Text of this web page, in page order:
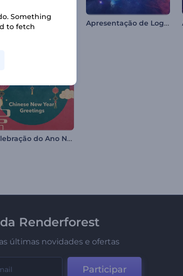
Apresentação de Logo - Nebulosa Brilhante
Celebração do Ano Novo Chinês
Renderforest
últimas novidades e ofertas
Participar
Something
to fetch